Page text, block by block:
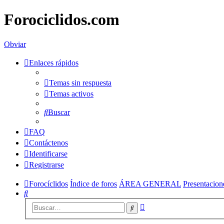
Forociclidos.com
Obviar
Enlaces rápidos
Temas sin respuesta
Temas activos
Buscar
FAQ
Contáctenos
Identificarse
Registrarse
Forocíclidos Índice de foros ÁREA GENERAL
Buscar
Buscar